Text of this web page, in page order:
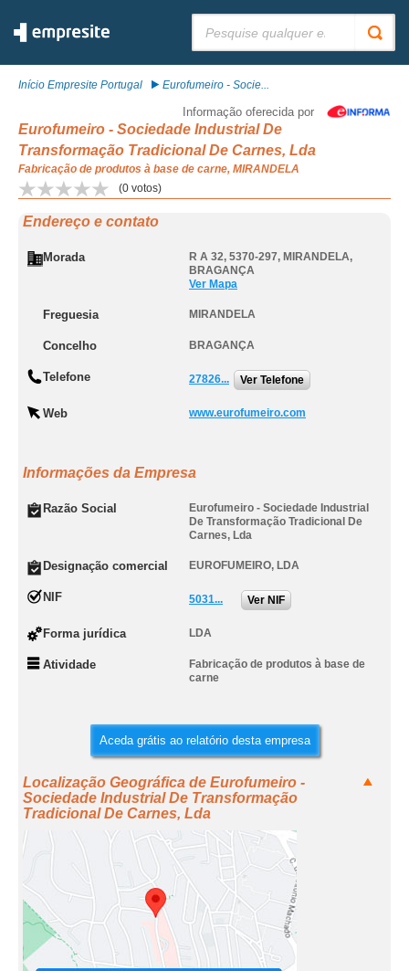
Início Empresite Portugal Eurofumeiro - Socie...
Informação oferecida por
Eurofumeiro - Sociedade Industrial De
Transformação Tradicional De Carnes, Lda
Fabricação de produtos à base de carne, MIRANDELA
(0 votos)
Endereço e contato
Morada R A 32, 5370-297, MIRANDELA,
BRAGANÇA
Ver Mapa
Freguesia MIRANDELA
Concelho BRAGANÇA
Telefone 27826... Ver Telefone
Web www.eurofumeiro.com
Informações da Empresa
Razão Social
Eurofumeiro - Sociedade Industrial
De Transformação Tradicional De
Carnes, Lda
Designação comercial EUROFUMEIRO, LDA
NIF 5031... Ver NIF
Forma jurídica LDA
Atividade
Fabricação de produtos à base de
carne
Aceda grátis ao relatório desta empresa
Localização Geográfica de Eurofumeiro -
Sociedade Industrial De Transformação
Tradicional De Carnes, Lda